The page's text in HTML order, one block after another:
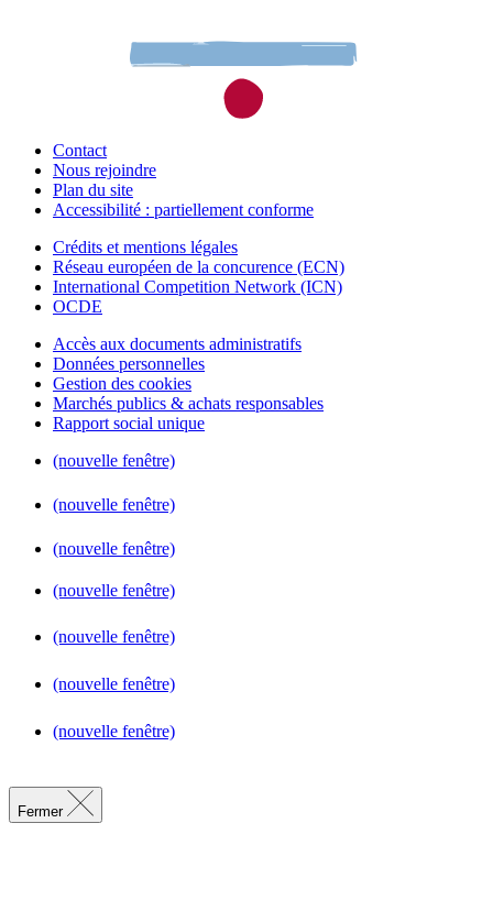
Contact
Nous rejoindre
Plan du site
Accessibilité : partiellement conforme
Crédits et mentions légales
Réseau européen de la concurence (ECN)
International Competition Network (ICN)
OCDE
Accès aux documents administratifs
Données personnelles
Gestion des cookies
Marchés publics & achats responsables
Rapport social unique
(nouvelle fenêtre)
(nouvelle fenêtre)
(nouvelle fenêtre)
(nouvelle fenêtre)
(nouvelle fenêtre)
(nouvelle fenêtre)
(nouvelle fenêtre)
Fermer